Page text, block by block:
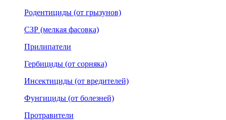
Родентициды (от грызунов)
СЗР (мелкая фасовка)
Прилипатели
Гербициды (от сорняка)
Инсектициды (от вредителей)
Фунгициды (от болезней)
Протравители